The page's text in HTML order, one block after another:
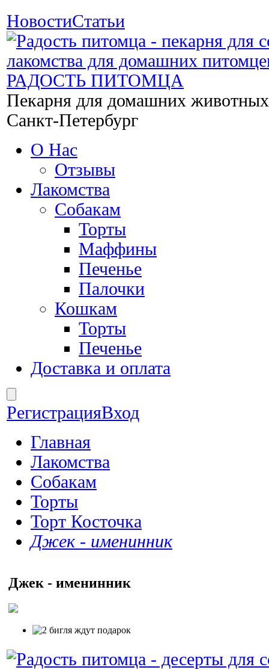
НовостиСтатьи
РАДОСТЬ ПИТОМЦА
Пекарня для домашних животных
Санкт-Петербург
О Нас
Отзывы
Лакомства
Собакам
Торты
Маффины
Печенье
Палочки
Кошкам
Торты
Печенье
Доставка и оплата
РегистрацияВход
Главная
Лакомства
Собакам
Торты
Торт Косточка
Джек - именинник
Джек - именинник